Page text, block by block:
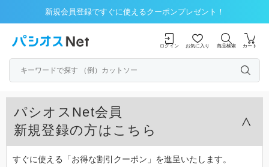
新規会員登録ですぐに使えるクーポンプレゼント！
ログイン お気に入り 商品検索 カート
パシオスNet会員
新規登録の方はこちら
すぐに使える「お得な割引クーポン」を進呈いたします。